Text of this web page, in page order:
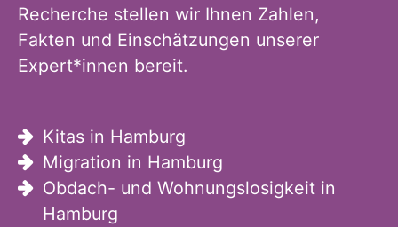
Recherche stellen wir Ihnen Zahlen,
Fakten und Einschätzungen unserer
Expert*innen bereit.
Kitas in Hamburg
Migration in Hamburg
Obdach- und Wohnungslosigkeit in
Hamburg